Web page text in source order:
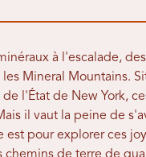
à l'escalade,
Mineral Mountains.
de l'État de New York,
il vaut la peine de
est pour explorer ces